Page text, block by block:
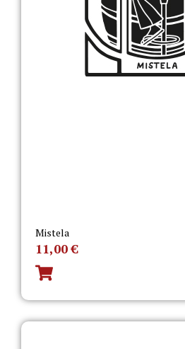
Mistela
11,00€